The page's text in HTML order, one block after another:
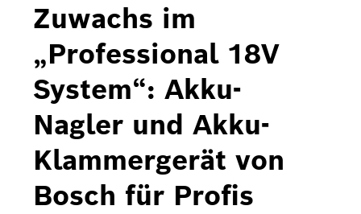
Buderus
Pressemappen
Hausgeräte
Downloads
Pressemappen
Fotos
Zuwachs im
„Professional 18V
System“: Akku-
Nagler und Akku-
Klammergerät von
Bosch für Profis